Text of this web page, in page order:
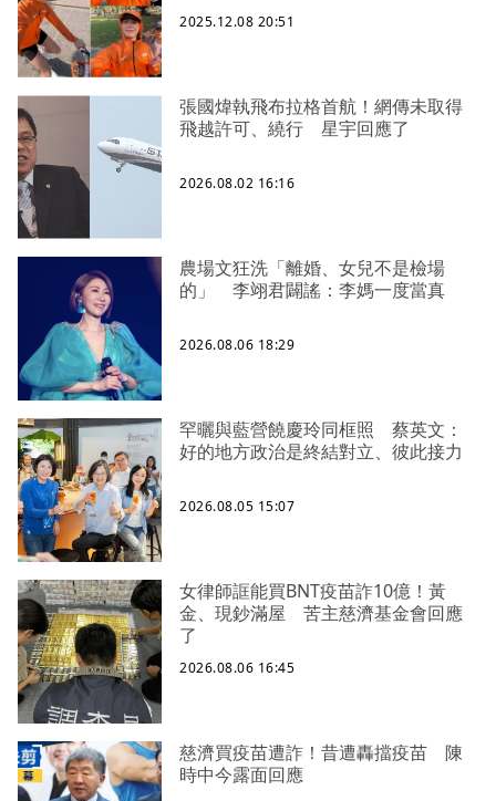
2025.12.08 20:51
張國煒執飛布拉格首航！網傳未取得
飛越許可、繞行 星宇回應了
2026.08.02 16:16
農場文狂洗「離婚、女兒不是檢場
的」 李翊君闢謠：李媽一度當真
2026.08.06 18:29
罕曬與藍營饒慶玲同框照 蔡英文：
好的地方政治是終結對立、彼此接力
2026.08.05 15:07
女律師誆能買BNT疫苗詐10億！黃
金、現鈔滿屋 苦主慈濟基金會回應
了
2026.08.06 16:45
慈濟買疫苗遭詐！昔遭轟擋疫苗 陳
時中今露面回應